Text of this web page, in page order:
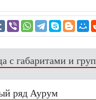
с габаритами и
ряд Аурум